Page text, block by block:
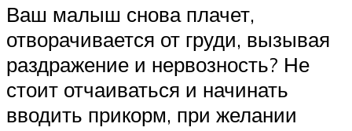
Ваш малыш снова плачет,
отворачивается от груди, вызывая
раздражение и нервозность? Не
стоит отчаиваться и начинать
вводить прикорм, при желании